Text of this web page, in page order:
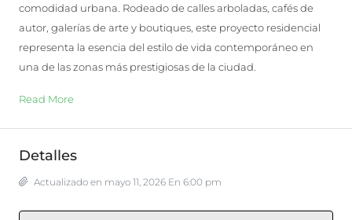
comodidad urbana. Rodeado de calles arboladas, cafés de
autor, galerías de arte y boutiques, este proyecto residencial
representa la esencia del estilo de vida contemporáneo en
una de las zonas más prestigiosas de la ciudad.
Read More
Detalles
Actualizado en mayo 11, 2026 En 6:00 pm